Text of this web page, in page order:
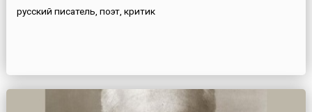
русский писатель, поэт, критик